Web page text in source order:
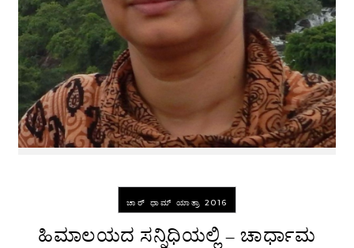
ಚಾರ್ ಧಾಮ್ ಯಾತ್ರಾ 2016
ಹಿಮಾಲಯದ ಸನ್ನಿಧಿಯಲ್ಲಿ – ಚಾರ್ಧಾಮ